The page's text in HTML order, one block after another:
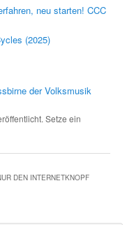
neu starten! CCC
(2025)
der Volksmusik
Setze ein
DEN INTERNETKNOPF